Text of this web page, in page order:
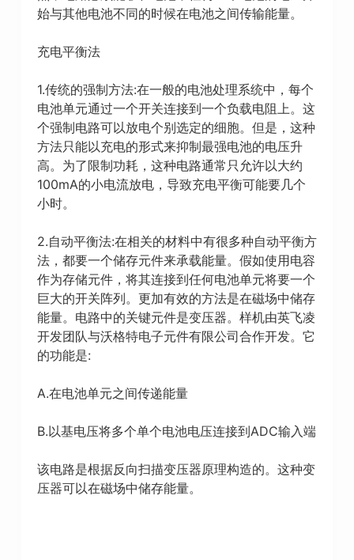
始与其他电池不同的时候在电池之间传输能量。
充电平衡法
1.传统的强制方法:在一般的电池处理系统中，每个
电池单元通过一个开关连接到一个负载电阻上。这
个强制电路可以放电个别选定的细胞。但是，这种
方法只能以充电的形式来抑制最强电池的电压升
高。为了限制功耗，这种电路通常只允许以大约
100mA的小电流放电，导致充电平衡可能要几个
小时。
2.自动平衡法:在相关的材料中有很多种自动平衡方
法，都要一个储存元件来承载能量。假如使用电容
作为存储元件，将其连接到任何电池单元将要一个
巨大的开关阵列。更加有效的方法是在磁场中储存
能量。电路中的关键元件是变压器。样机由英飞凌
开发团队与沃格特电子元件有限公司合作开发。它
的功能是:
A.在电池单元之间传递能量
B.以基电压将多个单个电池电压连接到ADC输入端
该电路是根据反向扫描变压器原理构造的。这种变
压器可以在磁场中储存能量。